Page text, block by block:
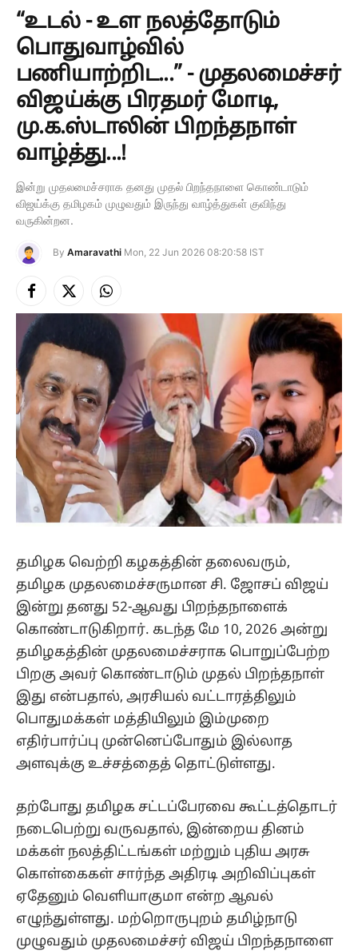
“உடல் - உள நலத்தோடும்
பொதுவாழ்வில்
பணியாற்றிட...” - முதலமைச்சர்
விஜய்க்கு பிரதமர் மோடி,
மு.க.ஸ்டாலின் பிறந்தநாள்
வாழ்த்து...!
இன்று முதலமைச்சராக தனது முதல் பிறந்தநாளை கொண்டாடும்
விஜய்க்கு தமிழகம் முழுவதும் இருந்து வாழ்த்துகள் குவிந்து
வருகின்றன.
By Amaravathi Mon, 22 Jun 2026 08:20:58 IST
Facebook
X
(Twitter)
Instagram
தமிழக வெற்றி கழகத்தின் தலைவரும்,
தமிழக முதலமைச்சருமான சி. ஜோசப் விஜய்
இன்று தனது 52-ஆவது பிறந்தநாளைக்
கொண்டாடுகிறார். கடந்த மே 10, 2026 அன்று
தமிழகத்தின் முதலமைச்சராக பொறுப்பேற்ற
பிறகு அவர் கொண்டாடும் முதல் பிறந்தநாள்
இது என்பதால், அரசியல் வட்டாரத்திலும்
பொதுமக்கள் மத்தியிலும் இம்முறை
எதிர்பார்ப்பு முன்னெப்போதும் இல்லாத
அளவுக்கு உச்சத்தைத் தொட்டுள்ளது.
தற்போது தமிழக சட்டப்பேரவை கூட்டத்தொடர்
நடைபெற்று வருவதால், இன்றைய தினம்
மக்கள் நலத்திட்டங்கள் மற்றும் புதிய அரசு
கொள்கைகள் சார்ந்த அதிரடி அறிவிப்புகள்
ஏதேனும் வெளியாகுமா என்ற ஆவல்
எழுந்துள்ளது. மற்றொருபுறம் தமிழ்நாடு
முழுவதும் முதலமைச்சர் விஜய் பிறந்தநாளை